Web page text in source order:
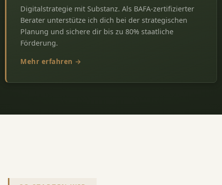
Digitalstrategie mit Substanz. Als BAFA-zertifizierter
Berater unterstütze ich dich bei der strategischen
Planung und sichere dir bis zu 80% staatliche
Förderung.
Mehr erfahren →